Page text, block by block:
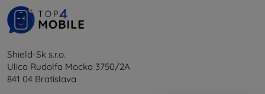
Shield-Sk s.r.o.
Ulica Rudolfa Mocka 3750/2A
841 04 Bratislava